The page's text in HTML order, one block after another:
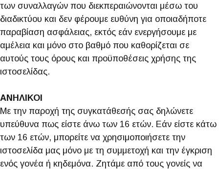
των συναλλαγών που διεκπεραιώνονται μέσω του
διαδικτύου και δεν φέρουμε ευθύνη για οποιαδήποτε
παραβίαση ασφάλειας, εκτός εάν ενεργήσουμε με
αμέλεια και μόνο στο βαθμό που καθορίζεται σε
αυτούς τους όρους και προϋποθέσεις χρήσης της
ιστοσελίδας.
ΑΝΗΛΙΚΟΙ
Με την παροχή της συγκατάθεσής σας δηλώνετε
υπεύθυνα πως είστε άνω των 16 ετών. Εάν είστε κάτω
των 16 ετών, μπορείτε να χρησιμοποιήσετε την
ιστοσελίδα μας μόνο με τη συμμετοχή και την έγκριση
ενός γονέα ή κηδεμόνα. Ζητάμε από τους γονείς να